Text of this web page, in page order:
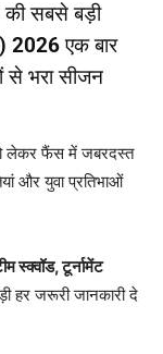
की सबसे बड़ी
2026एक बार
से भरा सीजन
लेकर फैंस में जबरदस्त
और युवा प्रतिभाओं
स्क्वॉड,टूर्नामेंट
हर जरूरी जानकारी दे